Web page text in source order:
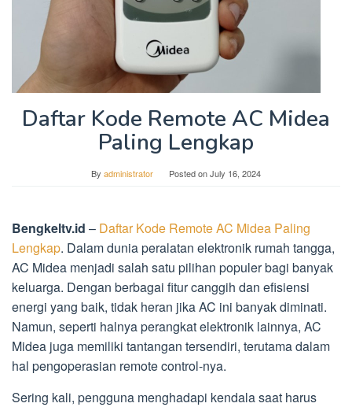
Daftar Kode Remote AC Midea
Paling Lengkap
By administrator Posted onJuly 16, 2024
Bengkeltv.id – Daftar Kode Remote AC Midea Paling
Lengkap. Dalam dunia peralatan elektronik rumah tangga,
AC Midea menjadi salah satu pilihan populer bagi banyak
keluarga. Dengan berbagai fitur canggih dan efisiensi
energi yang baik, tidak heran jika AC ini banyak diminati.
Namun, seperti halnya perangkat elektronik lainnya, AC
Midea juga memiliki tantangan tersendiri, terutama dalam
hal pengoperasian remote control-nya.
Sering kali, pengguna menghadapi kendala saat harus